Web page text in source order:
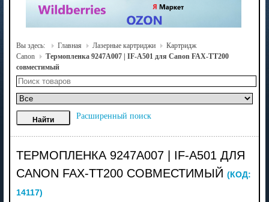
Вы здесь: Главная Лазерные картриджи
Картридж
Canon
Термопленка 9247A007 | IF-A501 для Canon FAX-TT200
совместимый
Расширенный поиск
ТЕРМОПЛЕНКА 9247A007 | IF-A501 ДЛЯ
CANON FAX-TT200 СОВМЕСТИМЫЙ (КОД:
14117)